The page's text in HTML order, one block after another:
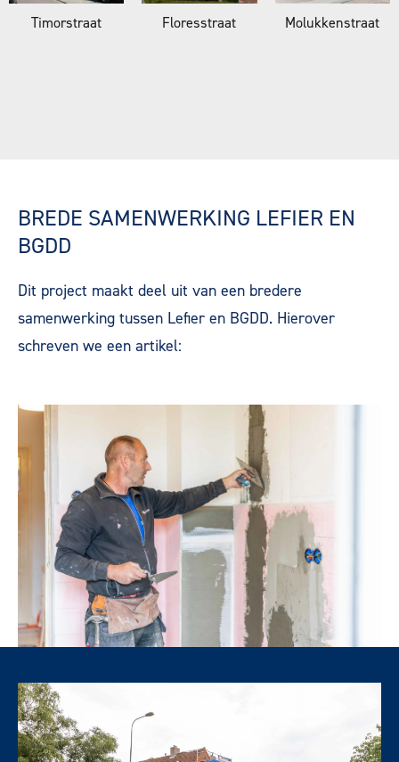
Timorstraat Floresstraat Molukkenstraat
BREDE SAMENWERKING LEFIER EN
BGDD
Dit project maakt deel uit van een bredere
samenwerking tussen Lefier en BGDD. Hierover
schreven we een artikel: